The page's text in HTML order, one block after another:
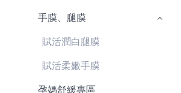
手膜、腿膜
賦活潤白腿膜
賦活柔嫩手膜
孕媽舒緩專區